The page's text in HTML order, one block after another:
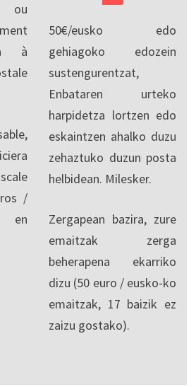
ou
à
/
en
50€/eusko edo
gehiagoko edozein
sustengurentzat,
Enbataren urteko
harpidetza lortzen edo
eskaintzen ahalko duzu
zehaztuko duzun posta
helbidean. Milesker.
Zergapean bazira, zure
emaitzak zerga
beherapena ekarriko
dizu (50 euro / eusko-ko
emaitzak, 17 baizik ez
zaizu gostako).